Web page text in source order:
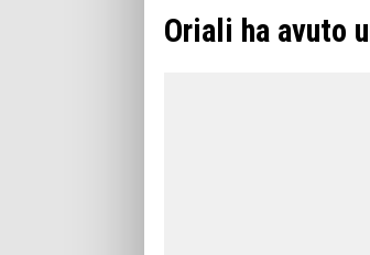
Oriali ha avuto